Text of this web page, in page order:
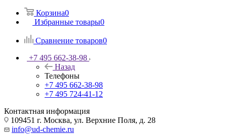
Корзина0
Избранные товары0
Сравнение товаров0
+7 495 662-38-98
Назад
Телефоны
+7 495 662-38-98
+7 495 724-41-12
Контактная информация
109451 г. Москва, ул. Верхние Поля, д. 28
info@ud-chemie.ru